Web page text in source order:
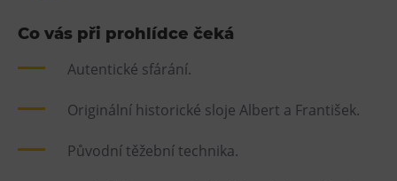
Letní tábory
Tematické dárkové poukazy
DOVýuky
Kroužky pro děti
Co vás při prohlídce čeká
Autentické sfárání.
Originální historické sloje Albert a František.
Původní těžební technika.